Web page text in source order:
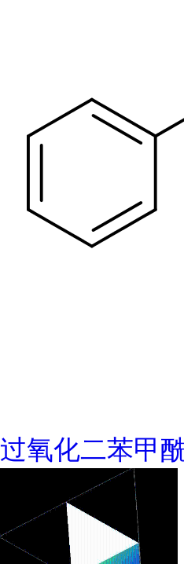
过氧化二苯甲